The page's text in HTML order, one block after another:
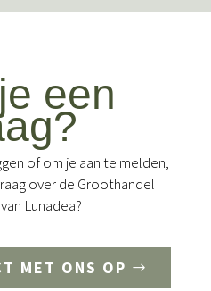
een
of om je aan te melden,
over de Groothandel
Lunadea?
MET ONS OP